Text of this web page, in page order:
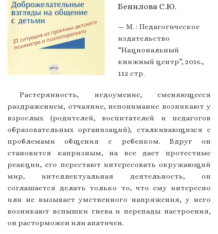
Бенилова С.Ю.
— М. : Педагогическое
издательство
“Национальный
книжный центр”, 2016.,
112 стр.
Растерянность, недоумение, сменяющееся
раздражением, отчаяние, непонимание возникают у
взрослых (родителей, воспитателей и педагогов
образовательных организаций), сталкивающихся с
проблемами общения с ребенком. Вдруг он
становится капризным, на все дает протестные
реакции, его перестают интересовать окружающий
мир, интеллектуальная деятельность, он
соглашается делать только то, что ему интересно
или не вызывает умственного напряжения, у него
возникают вспышки гнева и перепады настроения,
он расторможен или апатичен.